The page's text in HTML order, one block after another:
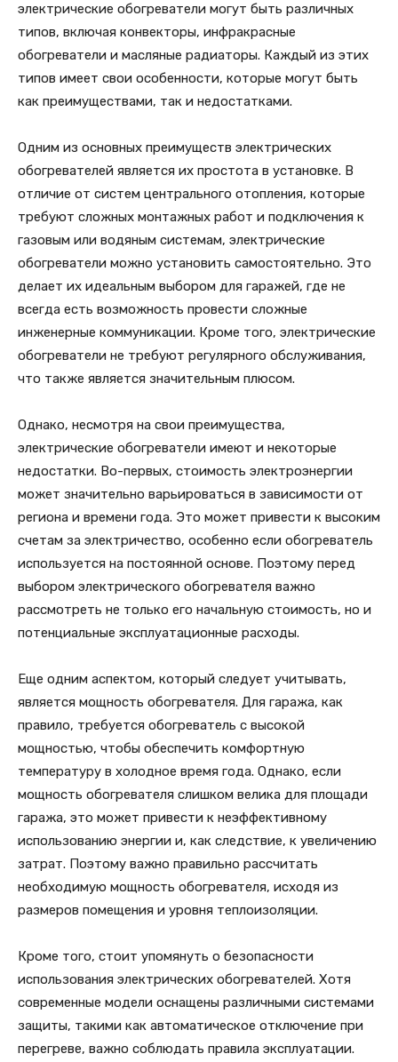
электрические обогреватели могут быть различных
типов, включая конвекторы, инфракрасные
обогреватели и масляные радиаторы. Каждый из этих
типов имеет свои особенности, которые могут быть
как преимуществами, так и недостатками.
Одним из основных преимуществ электрических
обогревателей является их простота в установке. В
отличие от систем центрального отопления, которые
требуют сложных монтажных работ и подключения к
газовым или водяным системам, электрические
обогреватели можно установить самостоятельно. Это
делает их идеальным выбором для гаражей, где не
всегда есть возможность провести сложные
инженерные коммуникации. Кроме того, электрические
обогреватели не требуют регулярного обслуживания,
что также является значительным плюсом.
Однако, несмотря на свои преимущества,
электрические обогреватели имеют и некоторые
недостатки. Во-первых, стоимость электроэнергии
может значительно варьироваться в зависимости от
региона и времени года. Это может привести к высоким
счетам за электричество, особенно если обогреватель
используется на постоянной основе. Поэтому перед
выбором электрического обогревателя важно
рассмотреть не только его начальную стоимость, но и
потенциальные эксплуатационные расходы.
Еще одним аспектом, который следует учитывать,
является мощность обогревателя. Для гаража, как
правило, требуется обогреватель с высокой
мощностью, чтобы обеспечить комфортную
температуру в холодное время года. Однако, если
мощность обогревателя слишком велика для площади
гаража, это может привести к неэффективному
использованию энергии и, как следствие, к увеличению
затрат. Поэтому важно правильно рассчитать
необходимую мощность обогревателя, исходя из
размеров помещения и уровня теплоизоляции.
Кроме того, стоит упомянуть о безопасности
использования электрических обогревателей. Хотя
современные модели оснащены различными системами
защиты, такими как автоматическое отключение при
перегреве, важно соблюдать правила эксплуатации.